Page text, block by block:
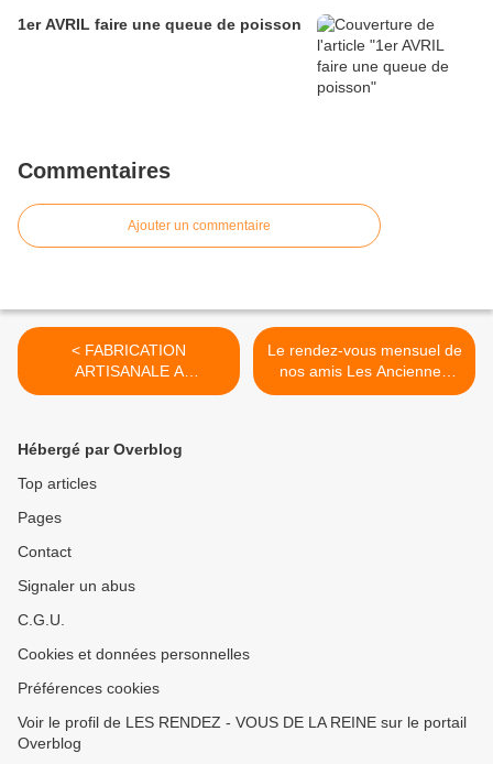
1er AVRIL faire une queue de poisson
Commentaires
Ajouter un commentaire
< FABRICATION
ARTISANALE A
MECANIQUE 2CV
Le rendez-vous mensuel de
nos amis Les Anciennes
Beynoises >
Hébergé par Overblog
Top articles
Pages
Contact
Signaler un abus
C.G.U.
Cookies et données personnelles
Préférences cookies
Voir le profil de LES RENDEZ - VOUS DE LA REINE sur le portail
Overblog